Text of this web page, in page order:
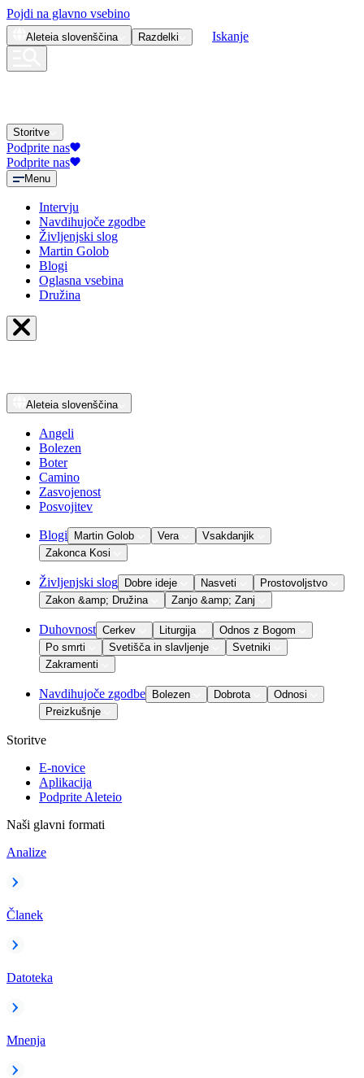
Pojdi na glavno vsebino
Aleteia slovenščina Razdelki Iskanje
Storitve
Podprite nas
Podprite nas
Menu
Intervju
Navdihujoče zgodbe
Življenjski slog
Martin Golob
Blogi
Oglasna vsebina
Družina
Aleteia slovenščina
Angeli
Bolezen
Boter
Camino
Zasvojenost
Posvojitev
Blogi Martin Golob Vera
Vsakdanjik
Zakonca Kosi
Življenjski slog Dobre ideje Nasveti
Prostovoljstvo
Zakon &amp; Družina
Zanjo &amp; Zanj
Duhovnost Cerkev Liturgija
Odnos z Bogom
Po smrti
Svetišča in slavljenje
Svetniki
Zakramenti
Navdihujoče zgodbe Bolezen Dobrota
Odnosi
Preizkušnje
Storitve
E-novice
Aplikacija
Podprite Aleteio
Naši glavni formati
Analize
Članek
Datoteka
Mnenja